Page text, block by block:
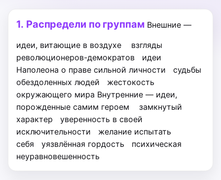
1. Распредели по группам Внешние —
идеи, витающие в воздухе
взгляды
революционеров-демократов
идеи
Наполеона о праве сильной личности
судьбы
обездоленных людей
жестокость
окружающего мира Внутренние — идеи,
порожденные самим героем
замкнутый
характер
уверенность в своей
исключительности
желание испытать
себя
уязвлённая гордость
психическая
неуравновешенность